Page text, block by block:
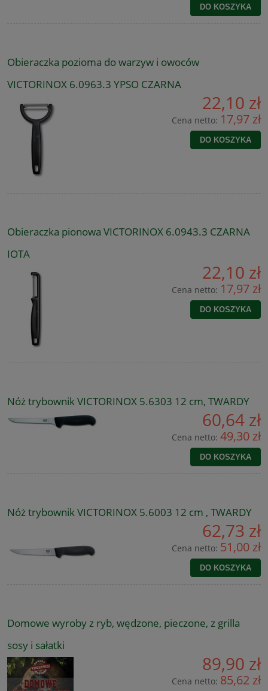
DO KOSZYKA
Obieraczka pozioma do warzyw i owoców
VICTORINOX 6.0963.3 YPSO CZARNA
22,10 zł
Cena netto: 17,97 zł
DO KOSZYKA
Obieraczka pionowa VICTORINOX 6.0943.3 CZARNA
IOTA
22,10 zł
Cena netto: 17,97 zł
DO KOSZYKA
Nóż trybownik VICTORINOX 5.6303 12 cm, TWARDY
60,64 zł
Cena netto: 49,30 zł
DO KOSZYKA
Nóż trybownik VICTORINOX 5.6003 12 cm , TWARDY
62,73 zł
Cena netto: 51,00 zł
DO KOSZYKA
Domowe wyroby z ryb, wędzone, pieczone, z grilla
sosy i sałatki
89,90 zł
Cena netto: 85,62 zł